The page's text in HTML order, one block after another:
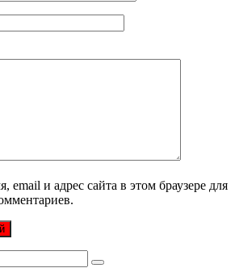
email и адрес сайта в этом браузере для